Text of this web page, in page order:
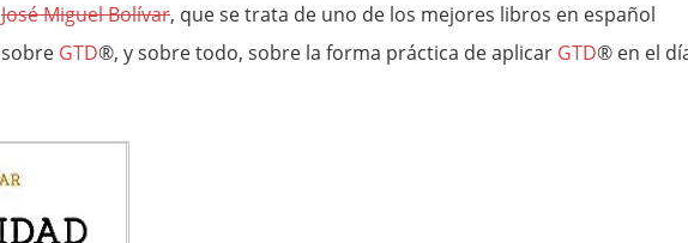
José Miguel Bolívar, que se trata de uno de los mejores libros en español
sobre GTD®, y sobre todo, sobre la forma práctica de aplicar GTD® en el